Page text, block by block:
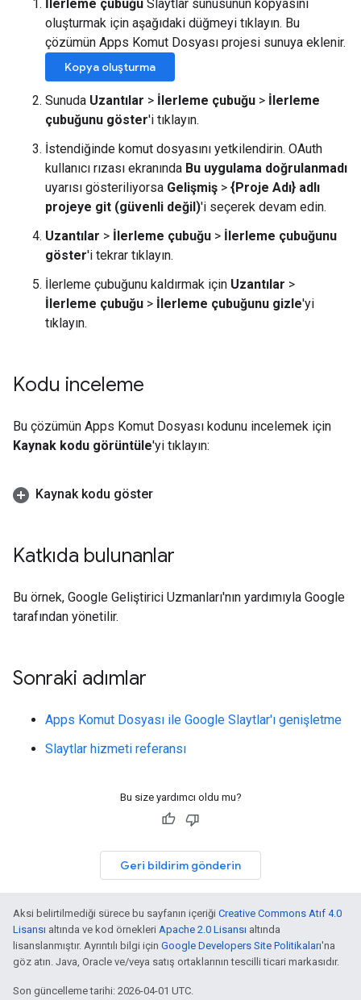
İlerleme çubuğu Slaytlar sunusunun kopyasını
oluşturmak için aşağıdaki düğmeyi tıklayın. Bu
çözümün Apps Komut Dosyası projesi sunuya eklenir.
Kopya oluşturma
Sunuda Uzantılar > İlerleme çubuğu > İlerleme
çubuğunu göster'i tıklayın.
İstendiğinde komut dosyasını yetkilendirin. OAuth
kullanıcı rızası ekranında Bu uygulama doğrulanmadı
uyarısı gösteriliyorsa Gelişmiş > {Proje Adı} adlı
projeye git (güvenli değil)'i seçerek devam edin.
Uzantılar > İlerleme çubuğu > İlerleme çubuğunu
göster'i tekrar tıklayın.
İlerleme çubuğunu kaldırmak için Uzantılar >
İlerleme çubuğu > İlerleme çubuğunu gizle'yi
tıklayın.
Kodu inceleme
Bu çözümün Apps Komut Dosyası kodunu incelemek için
Kaynak kodu görüntüle'yi tıklayın:
Kaynak kodu göster
Katkıda bulunanlar
Bu örnek, Google Geliştirici Uzmanları'nın yardımıyla Google
tarafından yönetilir.
Sonraki adımlar
Apps Komut Dosyası ile Google Slaytlar'ı genişletme
Slaytlar hizmeti referansı
Bu size yardımcı oldu mu?
Geri bildirim gönderin
Aksi belirtilmediği sürece bu sayfanın içeriği Creative Commons Atıf 4.0
Lisansı altında ve kod örnekleri Apache 2.0 Lisansı altında
lisanslanmıştır. Ayrıntılı bilgi için Google Developers Site Politikaları'na
göz atın. Java, Oracle ve/veya satış ortaklarının tescilli ticari markasıdır.
Son güncelleme tarihi: 2026-04-01 UTC.